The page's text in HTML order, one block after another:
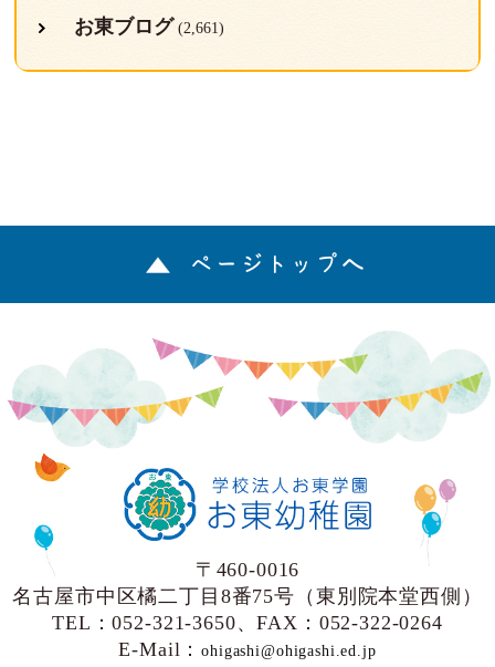
お東ブログ (2,661)
ページトップへ
〒460-0016
名古屋市中区橘二丁目8番75号（東別院本堂西側）
TEL：052-321-3650、FAX：052-322-0264
E-Mail：ohigashi@ohigashi.ed.jp